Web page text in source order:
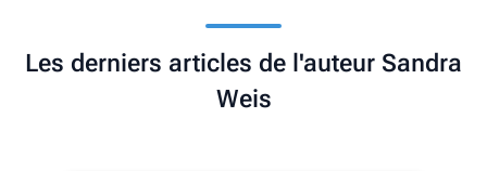
Les derniers articles de l'auteur Sandra
Weis